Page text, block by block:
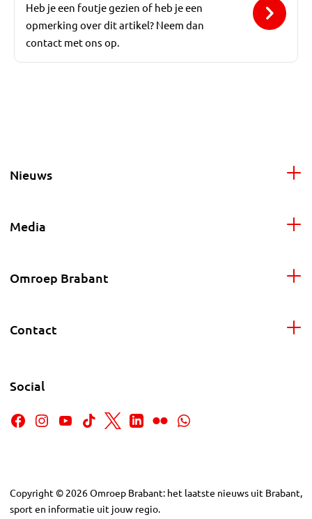
Heb je een foutje gezien of heb je een
opmerking over dit artikel? Neem dan
contact met ons op.
Nieuws
Media
Omroep Brabant
Contact
Social
Copyright © 2026Omroep Brabant: het laatste nieuws uit Brabant,
sport en informatie uit jouw regio.